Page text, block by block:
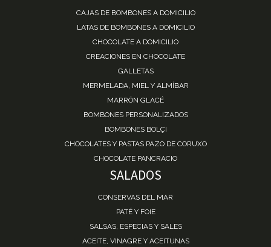
CAJAS DE BOMBONES A DOMICILIO
LATAS DE BOMBONES A DOMICILIO
CHOCOLATE A DOMICILIO
CREACIONES EN CHOCOLATE
GALLETAS
MERMELADA, MIEL Y ALMÍBAR
MARRÓN GLACÉ
BOMBONES PERSONALIZADOS
BOMBONES BOLÇI
CHOCOLATES Y PASTAS PAZO DE CORUXO
CHOCOLATE PANCRACIO
SALADOS
CONSERVAS DEL MAR
PATÉ Y FOIE
SALSAS, ESPECIAS Y SALES
ACEITE, VINAGRE Y ACEITUNAS